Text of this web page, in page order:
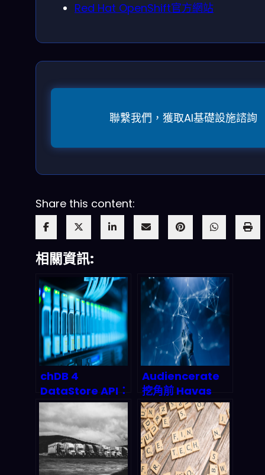
Red Hat OpenShift官方網站
聯繫我們，獲取AI基礎設施諮詢
Share this content:
相關資訊:
chDB 4
DataStore API：
用 Pandas 直接
讀寫
ClickHouse，
1TB 匯入可望秒級
的資料管線新打法
Audiencerate
挖角前 Havas
CTO：AI 行銷自
動化憑什麼在
2026 年搶下全球
8.14 億美元市場份
額？